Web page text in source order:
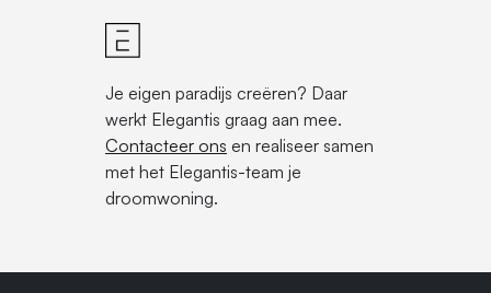
Je eigen paradijs creëren? Daar
werkt Elegantis graag aan mee.
Contacteer ons en realiseer samen
met het Elegantis-team je
droomwoning.